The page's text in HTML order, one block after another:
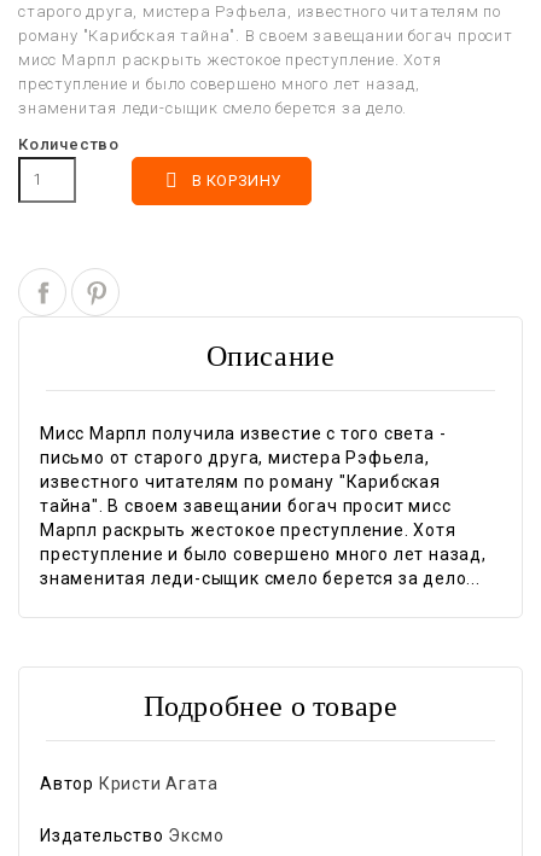
старого друга, мистера Рэфьела, известного читателям по
роману "Карибская тайна". В своем завещании богач просит
мисс Марпл раскрыть жестокое преступление. Хотя
преступление и было совершено много лет назад,
знаменитая леди-сыщик смело берется за дело.
Количество
 В КОРЗИНУ
Описание
Мисс Марпл получила известие с того света -
письмо от старого друга, мистера Рэфьела,
известного читателям по роману "Карибская
тайна". В своем завещании богач просит мисс
Марпл раскрыть жестокое преступление. Хотя
преступление и было совершено много лет назад,
знаменитая леди-сыщик смело берется за дело...
Подробнее о товаре
Автор Кристи Агата
Издательство Эксмо